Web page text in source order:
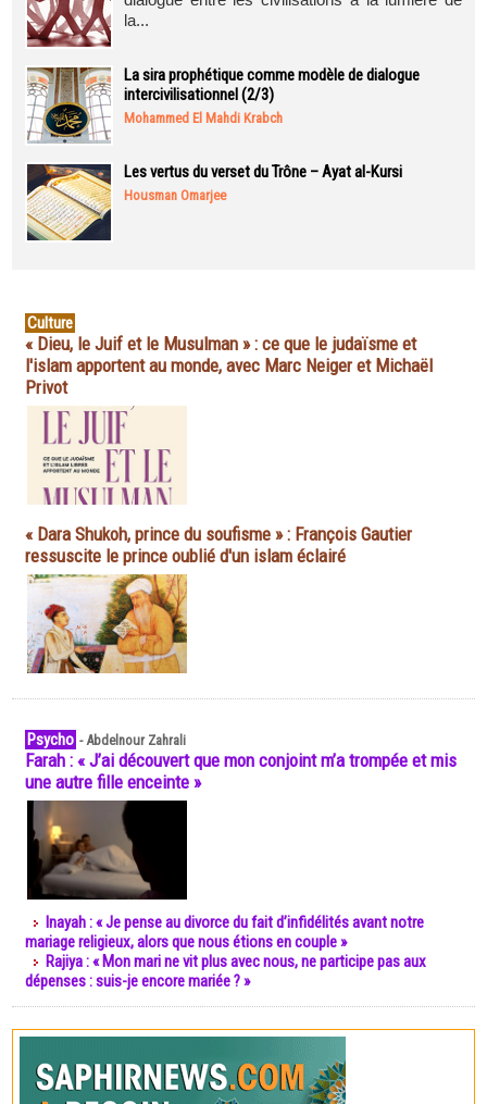
la...
La sira prophétique comme modèle de dialogue
intercivilisationnel (2/3)
Mohammed El Mahdi Krabch
Les vertus du verset du Trône – Ayat al-Kursi
Housman Omarjee
Culture
« Dieu, le Juif et le Musulman » : ce que le judaïsme et
l'islam apportent au monde, avec Marc Neiger et Michaël
Privot
« Dara Shukoh, prince du soufisme » : François Gautier
ressuscite le prince oublié d'un islam éclairé
Psycho -Abdelnour Zahrali
Farah : « J’ai découvert que mon conjoint m’a trompée et mis
une autre fille enceinte »
Inayah : « Je pense au divorce du fait d’infidélités avant notre
mariage religieux, alors que nous étions en couple »
Rajiya : « Mon mari ne vit plus avec nous, ne participe pas aux
dépenses : suis-je encore mariée ? »